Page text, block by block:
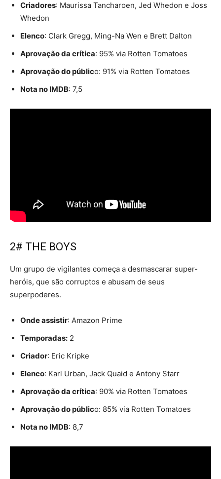
Criadores: Maurissa Tancharoen, Jed Whedon e Joss
Whedon
Elenco: Clark Gregg, Ming-Na Wen e Brett Dalton
Aprovação da crítica: 95% via Rotten Tomatoes
Aprovação do público: 91% via Rotten Tomatoes
Nota no IMDB: 7,5
2# THE BOYS
Um grupo de vigilantes começa a desmascarar super-
heróis, que são corruptos e abusam de seus
superpoderes.
Onde assistir: Amazon Prime
Temporadas: 2
Criador: Eric Kripke
Elenco: Karl Urban, Jack Quaid e Antony Starr
Aprovação da crítica: 90% via Rotten Tomatoes
Aprovação do público: 85% via Rotten Tomatoes
Nota no IMDB: 8,7